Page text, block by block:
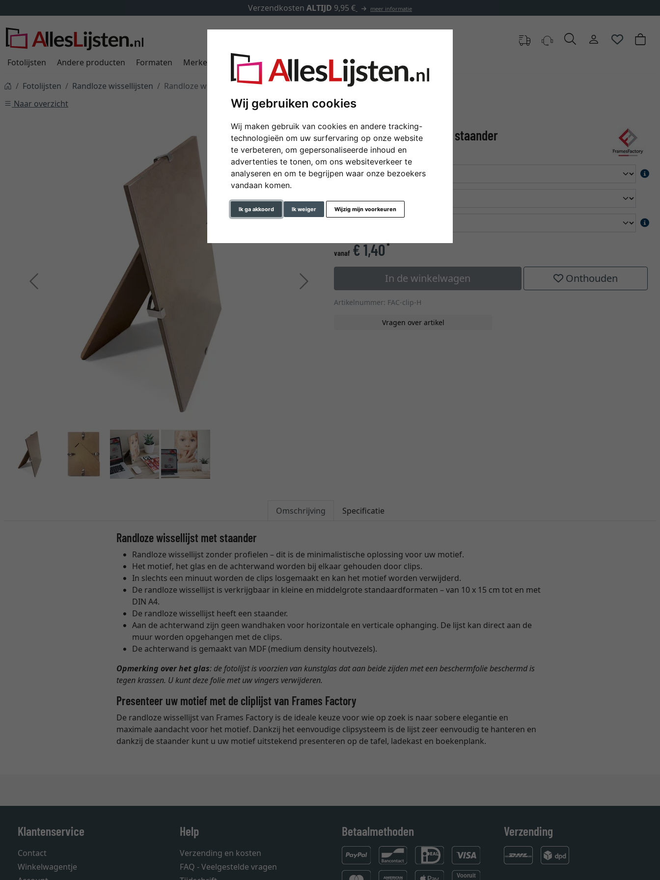
Wij gebruiken cookies
Wij maken gebruik van cookies en andere tracking-
technologieën om uw surfervaring op onze website
te verbeteren, om gepersonaliseerde inhoud en
advertenties te tonen, om ons websiteverkeer te
analyseren en om te begrijpen waar onze bezoekers
vandaan komen.
Ik ga akkoord Ik weiger Wijzig mijn voorkeuren
Verzendkosten ALTIJD 9,95 € meer informatie
Fotolijsten Andere producten Formaten Merken Lijsten op maat Passe-partouts Toebehoren
Fotolijsten Randloze wissellijsten
Randloze wissellijst met staander
Naar overzicht
Terug Verder
Randloze wissellijst met staander
formaat
kleur
vanaf € 1,40*
In de winkelwagen Onthouden
Artikelnummer: FAC-clip-H
Vragen over artikel
Omschrijving Specificatie
Randloze wissellijst met staander
Randloze wissellijst zonder profielen – dit is de minimalistische oplossing voor uw motief.
Het motief, het glas en de achterwand worden bij elkaar gehouden door clips.
In slechts een minuut worden de clips losgemaakt en kan het motief worden verwijderd.
De randloze wissellijst is verkrijgbaar in kleine en middelgrote standaardformaten – van 10 x 15 cm tot en met
DIN A4.
De randloze wissellijst heeft een staander.
Aan de achterwand zijn geen wandhaken voor horizontale en verticale ophanging. De lijst kan direct aan de
muur worden opgehangen met de clips.
De achterwand is gemaakt van MDF (medium density houtvezels).
Opmerking over het glas: de fotolijst is voorzien van kunstglas dat aan beide zijden met een beschermfolie beschermd is
tegen krassen. U kunt deze folie met uw vingers verwijderen.
Presenteer uw motief met de cliplijst van Frames Factory
De randloze wissellijst van Frames Factory is de ideale keuze voor wie op zoek is naar sobere elegantie en
maximale aandacht voor het motief. Dankzij het eenvoudige clipsysteem is de lijst zeer eenvoudig te hanteren en
dankzij de staander kunt u uw motief uitstekend presenteren op de tafel, ladekast en boekenplank.
Klantenservice
Contact
Winkelwagentje
Help
Verzending en kosten
FAQ - Veelgestelde vragen
Betaalmethoden Verzending